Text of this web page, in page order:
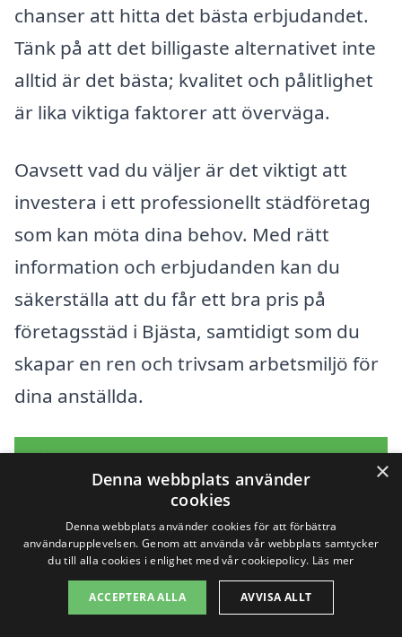
chanser att hitta det bästa erbjudandet.
Tänk på att det billigaste alternativet inte
alltid är det bästa; kvalitet och pålitlighet
är lika viktiga faktorer att överväga.
Oavsett vad du väljer är det viktigt att
investera i ett professionellt städföretag
som kan möta dina behov. Med rätt
information och erbjudanden kan du
säkerställa att du får ett bra pris på
företagsstäd i Bjästa, samtidigt som du
skapar en ren och trivsam arbetsmiljö för
dina anställda.
Få 3 erbjudanden, gratis och utan
förpliktelser
Sök efter en
×
Denna webbplats använder
cookies
Denna webbplats använder cookies för att förbättra
användarupplevelsen. Genom att använda vår webbplats samtycker
du till alla cookies i enlighet med vår cookiepolicy. Läs mer
ACCEPTERA ALLA AVVISA ALLT